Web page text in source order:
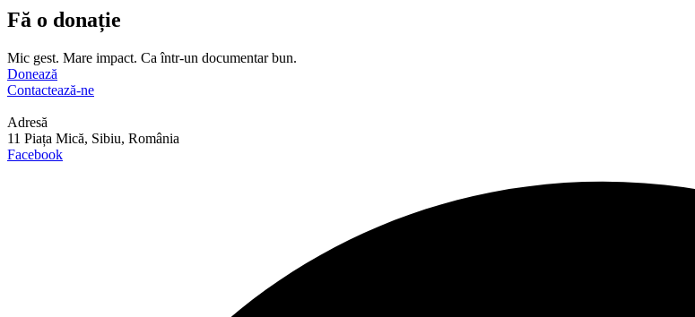
Fă o donație
Mic gest. Mare impact. Ca într-un documentar bun.
Donează
Contactează-ne
Adresă
11 Piața Mică, Sibiu, România
Facebook